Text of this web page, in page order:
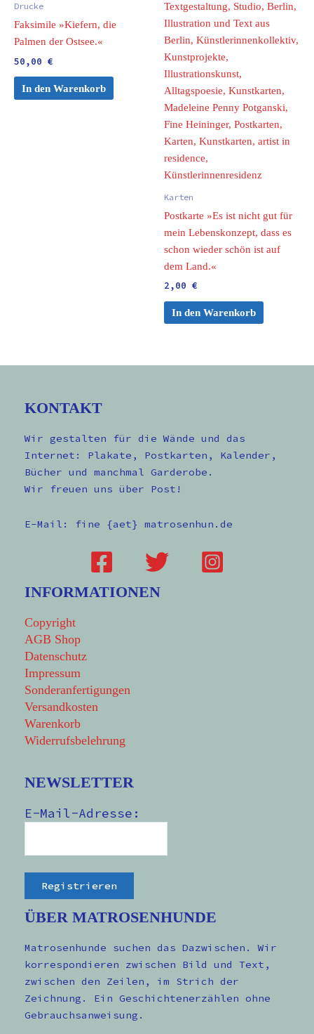
Drucke
Faksimile »Kiefern, die
Palmen der Ostsee.«
50,00 €
In den Warenkorb
Karten
Postkarte »Es ist nicht gut für
mein Lebenskonzept, dass es
schon wieder schön ist auf
dem Land.«
2,00 €
In den Warenkorb
KONTAKT
Wir gestalten für die Wände und das
Internet: Plakate, Postkarten, Kalender,
Bücher und manchmal Garderobe.
Wir freuen uns über Post!
E-Mail: fine {aet} matrosenhun.de
INFORMATIONEN
Copyright
AGB Shop
Datenschutz
Impressum
Sonderanfertigungen
Versandkosten
Warenkorb
Widerrufsbelehrung
NEWSLETTER
E-Mail-Adresse:
ÜBER MATROSENHUNDE
Matrosenhunde suchen das Dazwischen. Wir
korrespondieren zwischen Bild und Text,
zwischen den Zeilen, im Strich der
Zeichnung. Ein Geschichtenerzählen ohne
Gebrauchsanweisung.